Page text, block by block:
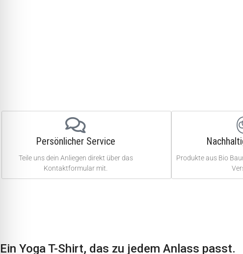
Persönlicher Service
Teile uns dein Anliegen direkt über das
Kontaktformular mit.
Produkte aus Bio
Ein Yoga T-Shirt, das zu jedem Anlass passt.